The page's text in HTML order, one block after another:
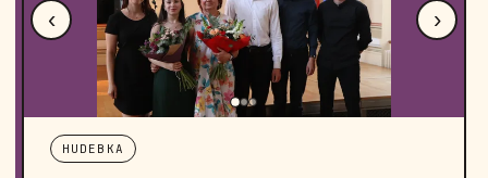
‹ ›
HUDEBKA